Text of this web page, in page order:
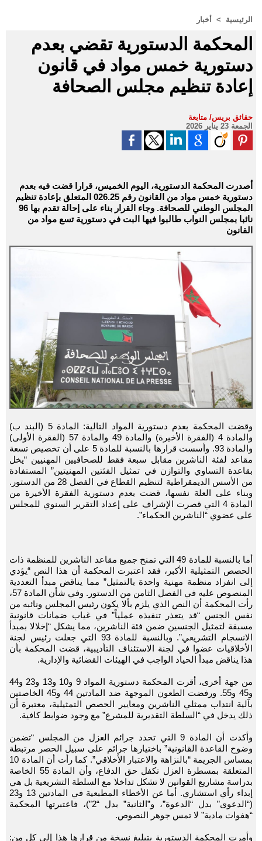
الرئيسية > أخبار
المحكمة الدستورية تقضي بعدم
دستورية خمس مواد في قانون
إعادة تنظيم مجلس الصحافة
حقائق بريس/ متابعة
الجمعة 23 يناير 2026
أصدرت المحكمة الدستورية، اليوم الخميس، قرارا قضت فيه بعدم
دستورية خمس مواد من القانون رقم 026.25 المتعلق بإعادة تنظيم
المجلس الوطني للصحافة. وجاء القرار بناء على إحالة تقدم بها 96
نائبا بمجلس النواب طالبوا فيها البت في دستورية تسع مواد من
القانون
وقضت المحكمة بعدم دستورية المواد التالية: المادة 5 (البند ب)
والمادة 4 (الفقرة الأخيرة) والمادة 49 والمادة 57 (الفقرة الأولى)
والمادة 93. وأسست قرارها بالنسبة للمادة 5 على أن تخصيص تسعة
مقاعد لفئة الناشرين مقابل سبعة فقط للصحافيين المهنيين “يخل
بقاعدة التساوي والتوازن في تمثيل الفئتين المهنيتين” المستفادة
من الأسس الديمقراطية لتنظيم القطاع في الفصل 28 من الدستور.
وبناء على العلة نفسها، قضت بعدم دستورية الفقرة الأخيرة من
المادة 4 التي قصرت الإشراف على إعداد التقرير السنوي للمجلس
على عضوي “الناشرين الحكماء”.
أما بالنسبة للمادة 49 التي تمنح جميع مقاعد الناشرين للمنظمة ذات
الحصص التمثيلية الأكبر، فقد اعتبرت المحكمة أن هذا النص “يؤدي
إلى انفراد منظمة مهنية واحدة بالتمثيل” مما يناقض مبدأ التعددية
المنصوص عليه في الفصل الثامن من الدستور. وفي شأن المادة 57،
رأت المحكمة أن النص الذي يلزم بألا يكون رئيس المجلس ونائبه من
نفس الجنس “قد يتعذر تنفيذه عملياً” في غياب ضمانات قانونية
مسبقة لتمثيل الجنسين ضمن فئة الناشرين، مما يشكل “إخلالا بمبدأ
الانسجام التشريعي”. وبالنسبة للمادة 93 التي جعلت رئيس لجنة
الأخلاقيات عضوا في لجنة الاستئناف التأديبية، قضت المحكمة بأن
هذا يناقض مبدأ الحياد الواجب في الهيئات القضائية والإدارية.
من جهة أخرى، أقرت المحكمة دستورية المواد 9 و10 و13 و23 و44
و45 و55. ورفضت الطعون الموجهة ضد المادتين 44 و45 الخاصتين
بآلية انتداب ممثلي الناشرين ومعايير الحصص التمثيلية، معتبرة أن
ذلك يدخل في “السلطة التقديرية للمشرع” مع وجود ضوابط كافية.
وأكدت أن المادة 9 التي تحدد جرائم العزل من المجلس “تضمن
وضوح القاعدة القانونية” باختيارها جرائم على سبيل الحصر مرتبطة
بمساس الجريمة “بالنزاهة والاعتبار الأخلاقي”. كما رأت أن المادة 10
المتعلقة بمسطرة العزل تكفل حق الدفاع، وأن المادة 55 الخاصة
بدراسة مشاريع القوانين لا تشكل تداخلا مع السلطة التشريعية بل هي
إبداء رأي استشاري. أما عن الأخطاء المطبعية في المادتين 13 و23
(“الدعوى” بدل “الدعوة”، و”الثانية” بدل “2”)، فاعتبرتها المحكمة
“هفوات مادية” لا تمس جوهر النصوص.
وأمرت المحكمة الدستورية بتبليغ نسخة من قرارها هذا إلى كل من: